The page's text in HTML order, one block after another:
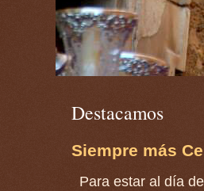
Destacamos
Siempre más
Para estar al día